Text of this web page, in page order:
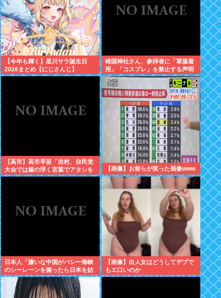
【今年も輝く】星川サラ誕生日
2026まとめ【にじさんじ】
靖国神社さん、参拝者に「軍服着
用」「コスプレ」を禁止する声明
を出してしまうwww
【高市】高市早苗「吉村、自民党
大会では歯の浮く言葉でアタシを
褒めちぎりなさい！」大阪維新吉
【画像】お前らが笑った画像www
日本人「嫌いな中国がバシー海峡
のシーレーンを握ったら日本を妨
害するに違いない、だから台湾支
援だムキー」つまりそういうこと
でしょ
【画像】白人女はどうしてデブで
もエ口いのか